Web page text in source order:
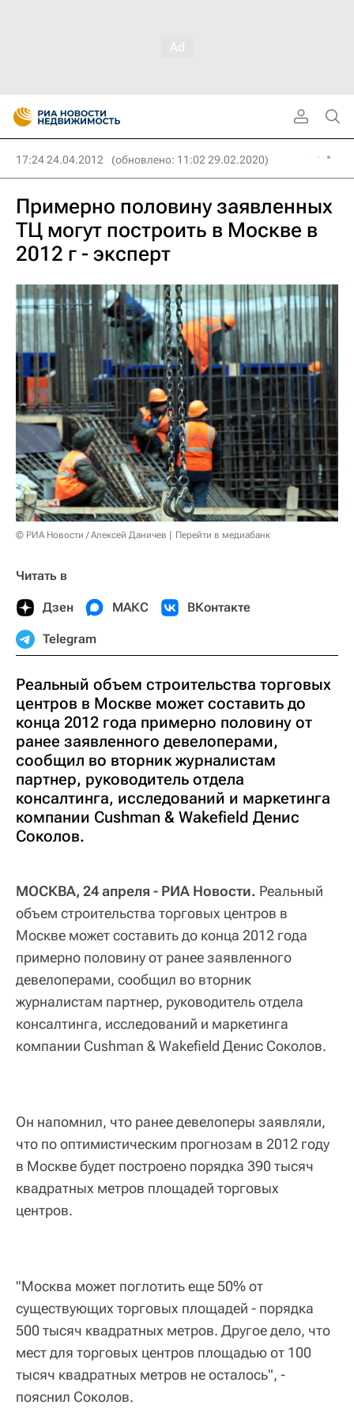
17:24 24.04.2012 (обновлено: 11:02 29.02.2020)
Примерно половину заявленных
ТЦ могут построить в Москве в
2012 г - эксперт
© РИА Новости / Алексей Даничев Перейти в медиабанк
Читать в
Дзен МАКС ВКонтакте
Telegram
Реальный объем строительства торговых
центров в Москве может составить до
конца 2012 года примерно половину от
ранее заявленного девелоперами,
сообщил во вторник журналистам
партнер, руководитель отдела
консалтинга, исследований и маркетинга
компании Cushman & Wakefield Денис
Соколов.
МОСКВА, 24 апреля - РИА Новости. Реальный
объем строительства торговых центров в
Москве может составить до конца 2012 года
примерно половину от ранее заявленного
девелоперами, сообщил во вторник
журналистам партнер, руководитель отдела
консалтинга, исследований и маркетинга
компании Cushman & Wakefield Денис Соколов.
Он напомнил, что ранее девелоперы заявляли,
что по оптимистическим прогнозам в 2012 году
в Москве будет построено порядка 390 тысяч
квадратных метров площадей торговых
центров.
"Москва может поглотить еще 50% от
существующих торговых площадей - порядка
500 тысяч квадратных метров. Другое дело, что
мест для торговых центров площадью от 100
тысяч квадратных метров не осталось", -
пояснил Соколов.